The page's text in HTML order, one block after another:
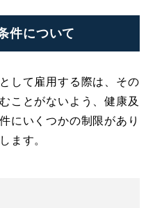
件について
して雇用する際は、その
ことがないよう、健康及
にいくつかの制限があり
ます。